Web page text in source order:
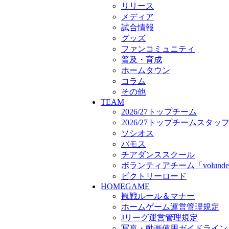
ボランティアチーム「
ビクトリーロード
HOMEGAME
観戦ルール＆マナー
ホームゲーム運営管理規定
Jリーグ運営管理規定
写真・動画使用ガイドライン
ロートフィールド奈良
SCHEDULE
2026/27
練習見学時のファンサービス
TICKET
奈良クラブ明治安田J3リーグ
奈良クラブ明治安田Ｊ3リー
観戦ルール＆マナー
FANCOMMUNITY
2026/27ファンコミュニティ
サポートショップ
GOODS
オフィシャルストア（実店舗
オンラインストア
ACADEMY
リリース
メディア
試合情報
グッズ
ファンコミュニティ
普及・育成
ホームタウン
コラム
その他
TEAM
2026/27トップチーム
2026/27トップチームスタッフ
ソシオス
バモス
チアダンススクール
ボランティアチーム「
ビクトリーロード
HOMEGAME
観戦ルール＆マナー
ホームゲーム運営管理規定
Jリーグ運営管理規定